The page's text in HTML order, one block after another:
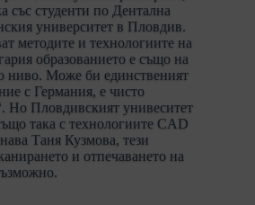
със студенти по Дентална
университет в Пловдив.
методите и технологиите на
образованието е също на
ниво. Може би единственият
с Германия, е чисто
Но Пловдивският унивеситет
така с технологиите CAD
Таня Кузмова, тези
и отпечаването на